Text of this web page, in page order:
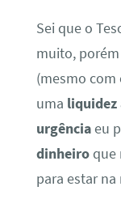
Sei que o
muito,
(mesmo com
uma liquidez
urgênciaeu
dinheiroque
para estar